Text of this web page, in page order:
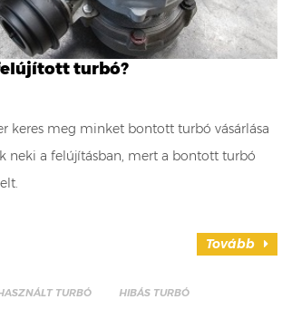
turbó?
keres meg minket bontott turbó vásárlása
neki a felújításban, mert a bontott turbó
Tovább
TURBÓ
HIBÁS TURBÓ